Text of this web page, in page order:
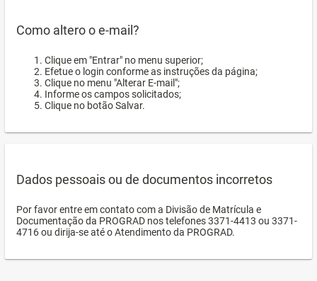
Como altero o e-mail?
Clique em "Entrar" no menu superior;
Efetue o login conforme as instruções da página;
Clique no menu "Alterar E-mail";
Informe os campos solicitados;
Clique no botão Salvar.
Dados pessoais ou de documentos incorretos
Por favor entre em contato com a Divisão de Matrícula e
Documentação da PROGRAD nos telefones 3371-4413 ou 3371-
4716 ou dirija-se até o Atendimento da PROGRAD.